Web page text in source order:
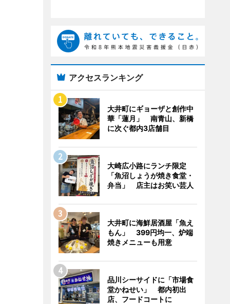
アクセスランキング
大井町にギョーザと創作中
華「蓮月」 南青山、新橋
に次ぐ都内3店舗目
大崎広小路にランチ限定
「魚沼しょうが焼き食堂・
弁当」 店主はお笑い芸人
大井町に海鮮居酒屋「魚え
もん」 399円均一、炉端
焼きメニューも用意
品川シーサイドに「市場食
堂かねせい」 都内初出
店、フードコートに